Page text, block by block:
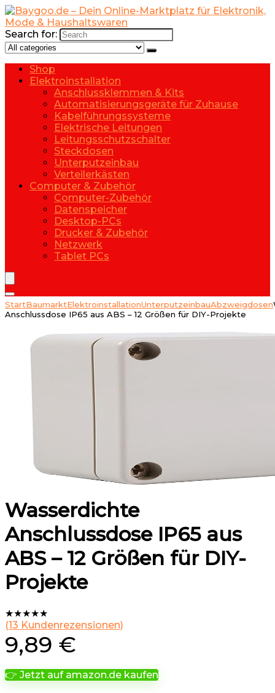
Search for:
Shop
Elektroinstallation
Anschlussklemmen & Kits
Automatisierungsgeräte für Zuhause
Kabelführungssysteme
Elektrische Leitungen
Leitungsschutzschalter
Steckdosen
Unterputzeinbau
Verteilerkästen
Computer & Zubehör
Computer-Zubehör
Datenspeicher
Desktop-PCs
Drucker & Zubehör
Netzwerk
Tablet PCs
StartBaumarktElektroinstallationUnterputzeinbauAbzweigdosen
Anschlussdose IP65 aus ABS – 12 Größen für DIY-Projekte
Wasserdichte
Anschlussdose IP65 aus
ABS – 12 Größen für DIY-
Projekte
★★★★★
(13 Kundenrezensionen)
9,89 €
👉 Jetzt auf amazon.de kaufen